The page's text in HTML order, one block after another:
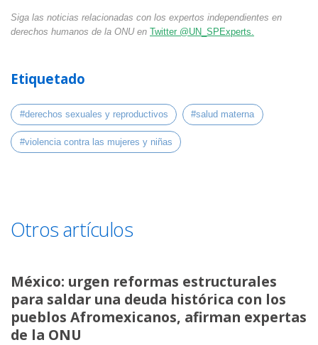
Siga las noticias relacionadas con los expertos independientes en
derechos humanos de la ONU en Twitter @UN_SPExperts.
Etiquetado
#derechos sexuales y reproductivos #salud materna
#violencia contra las mujeres y niñas
Otros artículos
México: urgen reformas estructurales
para saldar una deuda histórica con los
pueblos Afromexicanos, afirman expertas
de la ONU